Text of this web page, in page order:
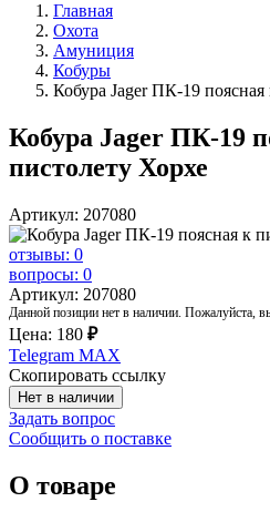
Главная
Охота
Амуниция
Кобуры
Кобура Jager ПК-19 поясная
Кобура Jager ПК-19
пистолету Хорхе
Артикул: 207080
отзывы: 0
вопросы: 0
Артикул: 207080
Данной позиции нет в наличии. Пожалуйста,
Цена: 180 ₽
Telegram MAX
Скопировать ссылку
Нет в наличии
Задать вопрос
Сообщить о поставке
О товаре